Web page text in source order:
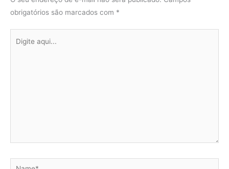
obrigatórios são marcados com *
aqui...
Name*